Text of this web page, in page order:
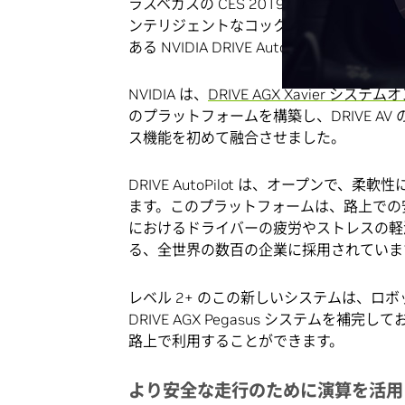
ラスベガスの CES 2019 において、
ンテリジェントなコックピットを独自の
ある NVIDIA DRIVE AutoPilot を発表しま
NVIDIA は、 DRIVE AGX Xavier システム
のプラットフォームを構築し、DRIVE AV
ス機能を初めて融合させました。
DRIVE AutoPilot は、オープンで、柔軟性
ます。このプラットフォームは、路上で
におけるドライバーの疲労やストレスの
る、全世界の数百の企業に採用されてい
レベル 2+ のこの新しいシステムは、ロ
DRIVE AGX Pegasus システムを補完し
路上で利用することができます。
より安全な走行のために演算を活用